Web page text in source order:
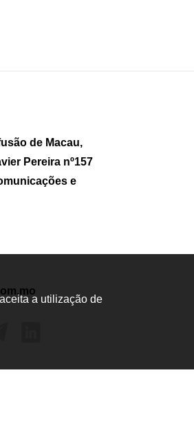
Comissão
dá luz
a reforço
do Fundo
hotel do COTAI
08-06 14:45
esta
de Macau,
Pereira nº157
e
a utilização de